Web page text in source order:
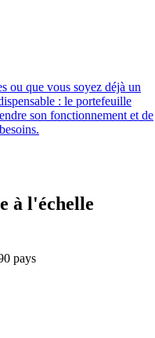
ou que vous soyez déjà un
: le portefeuille
son fonctionnement et de
à l'échelle
pays